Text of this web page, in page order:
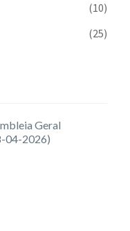
(10)
(25)
Geral
04-2026)